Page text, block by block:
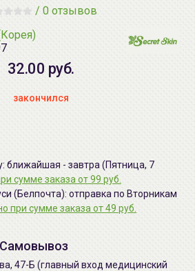
/ 0 отзывов
32.00 руб.
закончился
ближайшая - завтра (Пятница, 7
сумме заказа от 99 руб.
(Белпочта): отправка по Вторникам
при сумме заказа от 49 руб.
47-Б (главный вход медицинский